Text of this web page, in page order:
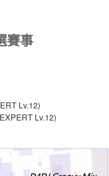
賽事
Lv.12)
Lv.12)